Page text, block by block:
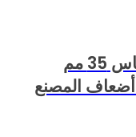
شرائح ذات محامل كروية مقاس 35 مم
بالجملة، شرائح أدراج ذات 3 أضعاف المصنع